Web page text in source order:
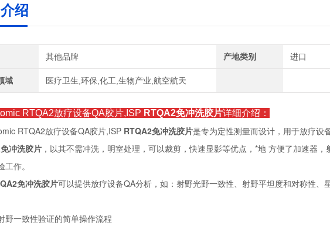
绍
其他品牌 产地类别 进口
域 医疗卫生,环保,化工,生物产业,航空航天
RTQA2放疗设备QA胶片,ISP RTQA2免冲洗胶片详细介绍：
RTQA2放疗设备QA胶片,ISP RTQA2免冲洗胶片是专为定性测量而设计，用于放疗设
冲洗胶片，以其不需冲洗，明室处理，可以裁剪，快速显影等优点，*地 方便了加速器
作。
免冲洗胶片可以提供放疗设备QA分析，如：射野光野一致性、射野平坦度和对称性、
野一致性验证的简单操作流程